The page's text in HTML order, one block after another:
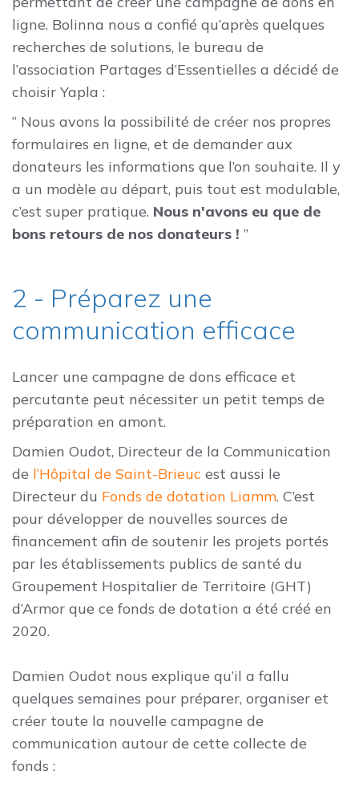
ligne. Bolinna nous a confié qu’après quelques
recherches de solutions, le bureau de
l’association Partages d’Essentielles a décidé de
choisir Yapla :
“ Nous avons la possibilité de créer nos propres
formulaires en ligne, et de demander aux
donateurs les informations que l’on souhaite. Il y
a un modèle au départ, puis tout est modulable,
c’est super pratique. Nous n'avons eu que de
bons retours de nos donateurs ! ”
2 - Préparez une
communication efficace
Lancer une campagne de dons efficace et
percutante peut nécessiter un petit temps de
préparation en amont.
Damien Oudot, Directeur de la Communication
de l’Hôpital de Saint-Brieuc est aussi le
Directeur du Fonds de dotation Liamm. C’est
pour développer de nouvelles sources de
financement afin de soutenir les projets portés
par les établissements publics de santé du
Groupement Hospitalier de Territoire (GHT)
d’Armor que ce fonds de dotation a été créé en
2020.
Damien Oudot nous explique qu’il a fallu
quelques semaines pour préparer, organiser et
créer toute la nouvelle campagne de
communication autour de cette collecte de
fonds :